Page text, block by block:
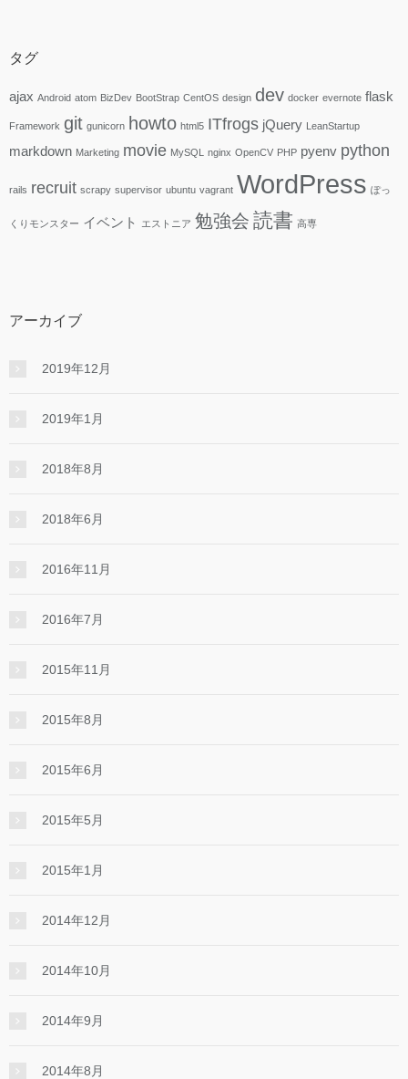
タグ
ajax Android atom BizDev BootStrap CentOS design dev docker evernote flask
Framework git gunicorn howto html5 ITfrogs jQuery LeanStartup
markdown Marketing movie MySQL nginx OpenCV PHP pyenv python
rails recruit scrapy supervisor ubuntu vagrant WordPress ぽっ
くりモンスター イベント エストニア 勉強会 読書 高専
アーカイブ
2019年12月
2019年1月
2018年8月
2018年6月
2016年11月
2016年7月
2015年11月
2015年8月
2015年6月
2015年5月
2015年1月
2014年12月
2014年10月
2014年9月
2014年8月